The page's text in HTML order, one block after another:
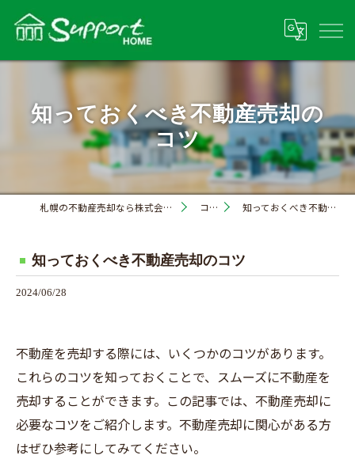
知っておくべき不動産売却の
コツ
札幌の不動産売却なら株式会社サポートホーム コラム 知っておくべき不動産売却のコツ
知っておくべき不動産売却のコツ
2024/06/28
不動産を売却する際には、いくつかのコツがあります。
これらのコツを知っておくことで、スムーズに不動産を
売却することができます。この記事では、不動産売却に
必要なコツをご紹介します。不動産売却に関心がある方
はぜひ参考にしてみてください。